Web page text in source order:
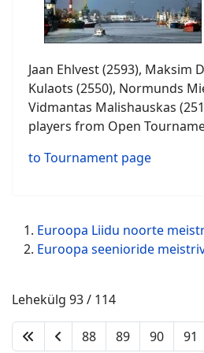
Jaan Ehlvest (2593), Maksim
Kulaots (2550), Normunds
Vidmantas Malishauskas
players from Open
to Tournament page
Euroopa Liidu noorte
Euroopa seenioride
Lehekülg 93 / 114
88 89 90 91